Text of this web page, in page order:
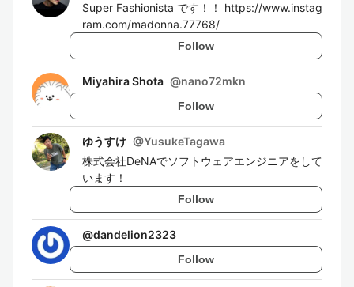
Super Fashionista です！！ https://www.instag
ram.com/madonna.77768/
Follow
Miyahira Shota @nano72mkn
Follow
ゆうすけ @YusukeTagawa
株式会社DeNAでソフトウェアエンジニアをして
います！
Follow
@dandelion2323
Follow